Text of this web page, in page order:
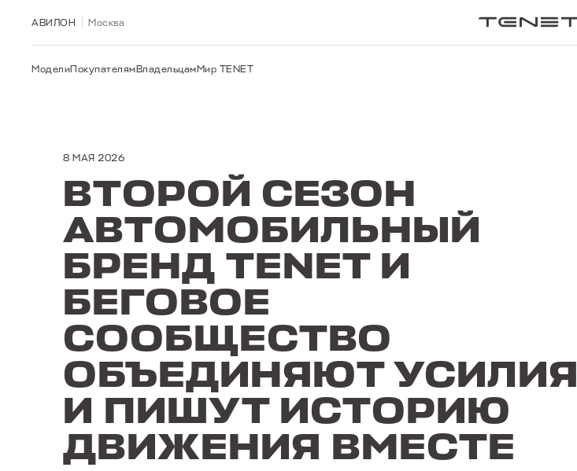
МоделиПокупателямВладельцамМир TENET
АВИЛОН Москва
8 МАЯ 2026
ВТОРОЙ СЕЗОН
АВТОМОБИЛЬНЫЙ
БРЕНД TENET И
БЕГОВОЕ
СООБЩЕСТВО
ОБЪЕДИНЯЮТ УСИЛИЯ
И ПИШУТ ИСТОРИЮ
ДВИЖЕНИЯ ВМЕСТЕ